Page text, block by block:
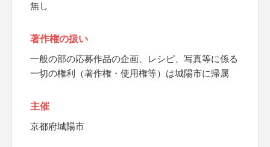
無し
著作権の扱い
一般の部の応募作品の企画、レシピ、写真等に係る
一切の権利（著作権・使用権等）は城陽市に帰属
主催
京都府城陽市